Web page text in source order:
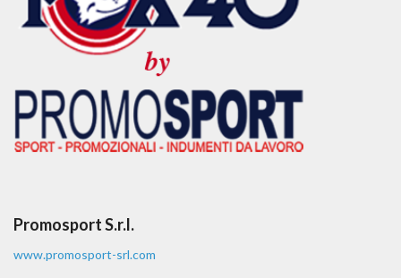
Promosport S.r.l.
www.promosport-srl.com